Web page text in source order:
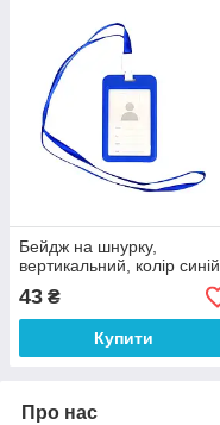
Бейдж на шнурку,
вертикальний, колір синій
43 ₴
Купити
Про нас